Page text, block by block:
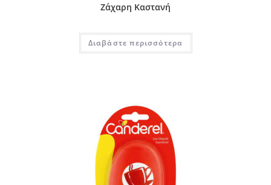
Ζάχαρη Καστανή
Διαβάστε περισσότερα